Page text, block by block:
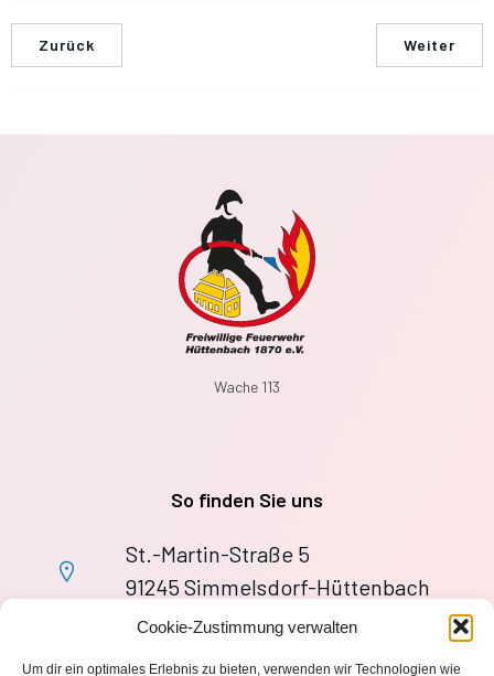
Cookie-Zustimmung verwalten
Um dir ein optimales Erlebnis zu bieten, verwenden wir Technologien wie
Zurück Weiter
Wache 113
So finden Sie uns
St.-Martin-Straße 5
91245 Simmelsdorf-Hüttenbach
+49 9155 9279727